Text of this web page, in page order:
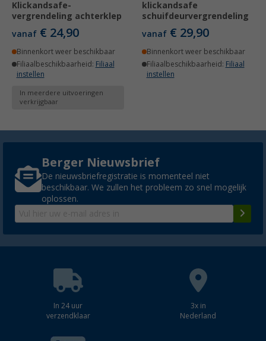
Klickandsafe-
vergrendeling achterklep
vanaf € 24,90
Binnenkort weer beschikbaar
Filiaalbeschikbaarheid: Filiaal
instellen
In meerdere uitvoeringen
verkrijgbaar
klickandsafe
schuifdeurvergrendeling
vanaf € 29,90
Binnenkort weer beschikbaar
Filiaalbeschikbaarheid: Filiaal
instellen
Berger Nieuwsbrief
De nieuwsbriefregistratie is momenteel niet
beschikbaar. We zullen het probleem zo snel mogelijk
oplossen.
In 24 uur
verzendklaar
3x in
Nederland